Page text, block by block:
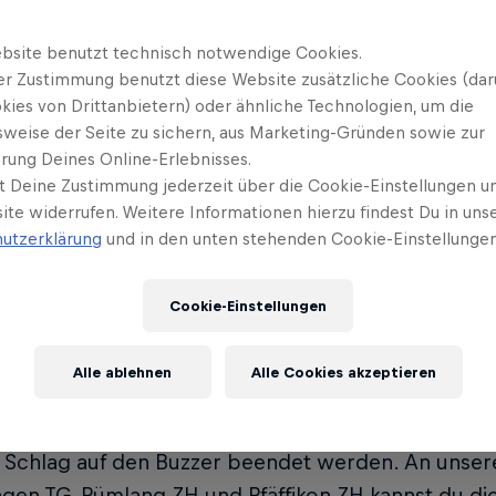
dich bei Red Bull Padel
ist Red Bull Padel
Padel Dash ist eine Amateur-Padel-Serie mit
mit mittlerem bis gutem Spielniveau: Es
gespielt anstatt wie üblich in Sätzen und
auf den Buzzer beendet werden. An
benutzt technisch notwendige Cookies.
Zustimmung benutzt diese Website zusätzliche Cookies
von Drittanbietern) oder ähnliche Technologien, um die
der Seite zu sichern, aus Marketing-Gründen sowie zur
Deines Online-Erlebnisses.
Deine Zustimmung jederzeit über die Cookie-Einstellungen
widerrufen. Weitere Informationen hierzu findest Du in
und in den unten stehenden Cookie-
Cookie-Einstellungen
Alle ablehnen Alle Cookies akzeptieren